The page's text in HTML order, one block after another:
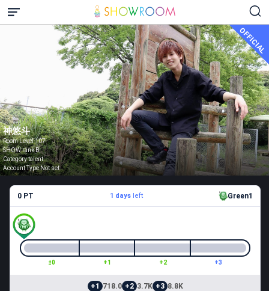
OFFICIAL
神悠斗
Room Level 107
SHOW rank B
Category talent
Account Type Not set
0 PT 1 daysleft Green1
±0 +1 +2 +3
+1 718.0 +2 3.7K +3 8.8K